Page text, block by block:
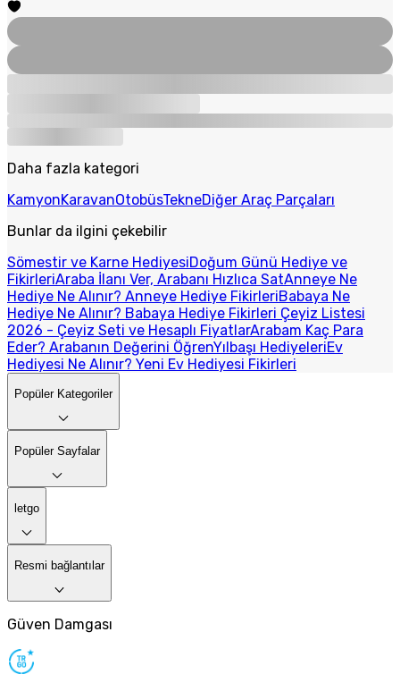
Daha fazla kategori
KamyonKaravanOtobüsTekneDiğer Araç Parçaları
Bunlar da ilgini çekebilir
Sömestir ve Karne HediyesiDoğum Günü Hediye ve
FikirleriAraba İlanı Ver, Arabanı Hızlıca SatAnneye Ne
Hediye Ne Alınır? Anneye Hediye FikirleriBabaya Ne
Hediye Ne Alınır? Babaya Hediye Fikirleri Çeyiz Listesi
2026 - Çeyiz Seti ve Hesaplı FiyatlarArabam Kaç Para
Eder? Arabanın Değerini ÖğrenYılbaşı HediyeleriEv
Hediyesi Ne Alınır? Yeni Ev Hediyesi Fikirleri
Popüler Kategoriler
Popüler Sayfalar
letgo
Resmi bağlantılar
Güven Damgası